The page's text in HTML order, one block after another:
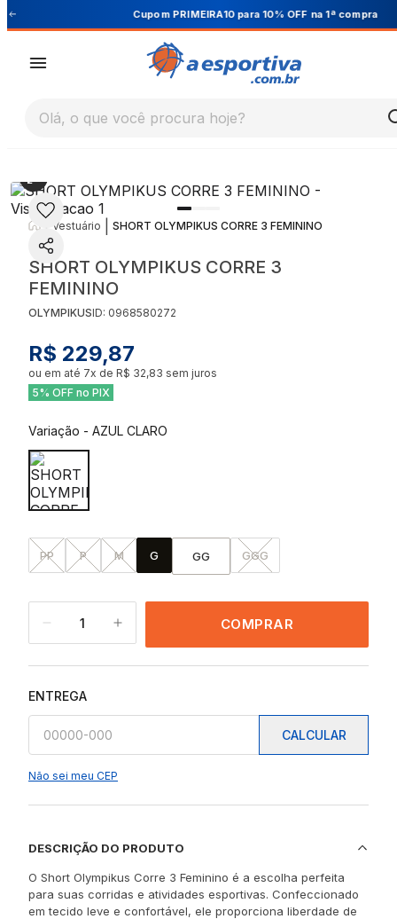
Cupom PRIMEIRA10 para 10% OFF na 1ª compra
Olá, o que você procura hoje?
Vestuário SHORT OLYMPIKUS CORRE 3 FEMININO
SHORT OLYMPIKUS CORRE 3
FEMININO
OLYMPIKUSID: 0968580272
R$ 229,87
ou em até 7x de R$ 32,83 sem juros
5% OFF no PIX
Variação - AZUL CLARO
PP P M G GG GGG
1 COMPRAR
ENTREGA
CALCULAR
Não sei meu CEP
DESCRIÇÃO DO PRODUTO
O Short Olympikus Corre 3 Feminino é a escolha perfeita
para suas corridas e atividades esportivas. Confeccionado
em tecido leve e confortável, ele proporciona liberdade de